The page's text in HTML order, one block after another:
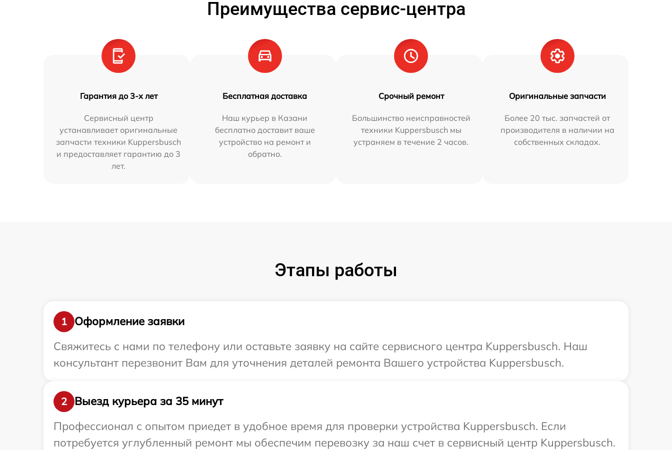
Преимущества сервис-центра
Гарантия до 3-х лет
Сервисный центр
устанавливает оригинальные
запчасти техники Kuppersbusch
и предоставляет гарантию до 3
лет.
Бесплатная доставка
Наш курьер в Казани
бесплатно доставит ваше
устройство на ремонт и
обратно.
Срочный ремонт
Большинство неисправностей
техники Kuppersbusch мы
устраняем в течение 2 часов.
Оригинальные запчасти
Более 20 тыс. запчастей от
производителя в наличии на
собственных складах.
Этапы работы
1
Оформление заявки
Свяжитесь с нами по телефону или оставьте заявку на сайте сервисного центра Kuppersbusch. Наш
консультант перезвонит Вам для уточнения деталей ремонта Вашего устройства Kuppersbusch.
2
Выезд курьера за 35 минут
Профессионал с опытом приедет в удобное время для проверки устройства Kuppersbusch. Если
потребуется углубленный ремонт мы обеспечим перевозку за наш счет в сервисный центр Kuppersbusch.